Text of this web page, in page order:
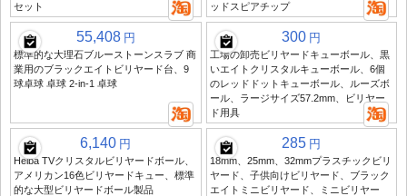
セット
ッドスピアチップ
55,408 円
標準的な大理石ブルーストーンスラブ 商
業用のブラックエイトビリヤード台、9
球卓球 卓球 2-in-1 卓球
300 円
工場の卸売ビリヤードキューボール、黒
いエイトクリスタルキューボール、6個
のレッドドットキューボール、ルーズボ
ール、ラージサイズ57.2mm、ビリヤー
ド用具
6,140 円
Heiba TVクリスタルビリヤードボール、
アメリカン16色ビリヤードキュー、標準
的な大型ビリヤードボール製品
285 円
18mm、25mm、32mmプラスチックビリ
ヤード、子供向けビリヤード、ブラック
エイトミニビリヤード、ミニビリヤー